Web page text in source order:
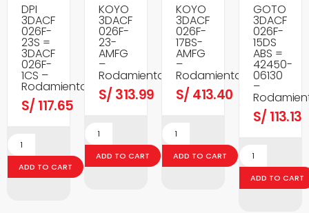
DPI
3DACF
026F-
23S =
3DACF
026F-
1CS –
Rodamientos
S/ 117.65
ADD TO CART
KOYO
3DACF
026F-
23-
AMFG
–
Rodamientos
S/ 313.99
ADD TO CART
KOYO
3DACF
026F-
17BS-
AMFG
–
Rodamientos
S/ 413.40
ADD TO CART
GOTO
3DACF
026F-
15DS
ABS =
42450-
06130
–
S/ 113.13
ADD TO CART